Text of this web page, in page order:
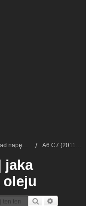
Układ napędowy i skrzynie biegów A6 C7 (2011-2018)
jaka
oleju
Szukaj